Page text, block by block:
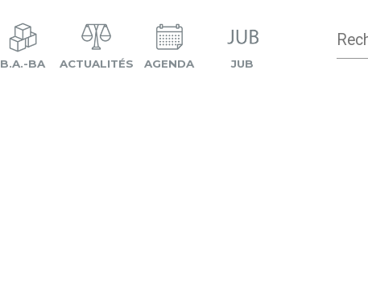
B.A.-BA ACTUALITÉS AGENDA JUB